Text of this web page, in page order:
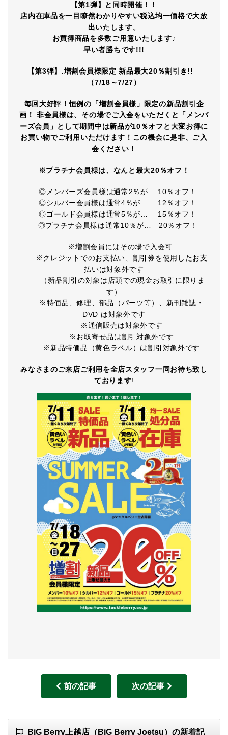
【第1弾】と同時開催！！
店内在庫品を一目瞭然わかりやすい税込均一価格で大放
出いたします。
お買得商品を多数ご用意いたします♪
早い者勝ちです!!!
【第3弾】.増割会員様限定 新品最大20％割引き!!
（7/18～7/27）
毎回大好評！恒例の「増割会員様」限定の新品割引企
画！ 非会員様は、その場でご入会をいただくと「メンバ
ーズ会員」として期間中は新品が10％オフと大変お得に
お買い物でご利用いただけます！この機会に是非、ご入
会ください！
※プラチナ会員様は、なんと最大20％オフ！
◎メンバーズ会員様は通常2％が… 10％オフ！
◎シルバー会員様は通常4％が… 12％オフ！
◎ゴールド会員様は通常5％が… 15％オフ！
◎プラチナ会員様は通常10％が… 20％オフ！
※増割会員にはその場で入会可
※クレジットでのお支払い、割引券を使用したお支
払いは対象外です
（新品割引の対象は店頭での現金お取引に限りま
す）
※特価品、修理、部品（パーツ等）、新刊雑誌・
DVD は対象外です
※通信販売は対象外です
※お取寄せ品は割引対象外です
※新品特価品（黄色ラベル）は割引対象外です
みなさまのご来店ご利用を全店スタッフ一同お待ち致し
ております!
前の記事 次の記事
BiG Berry上越店（BiG Berry Joetsu）の新着記